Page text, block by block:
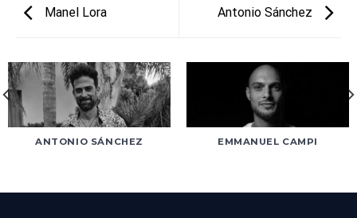
Manel Lora Antonio Sánchez
ANTONIO SÁNCHEZ EMMANUEL CAMPI